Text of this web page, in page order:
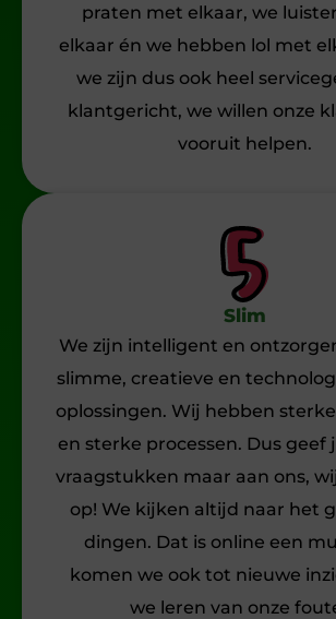
praten met elkaar, we
elkaar én we hebben lol met
we zijn dus ook heel
klantgericht, we willen onze
vooruit helpen.
Slim
We zijn intelligent en
slimme, creatieve en
oplossingen. Wij hebben
en sterke processen. Dus geef
vraagstukken maar aan ons,
op! We kijken altijd naar het
dingen. Dat is online een
komen we ook tot nieuwe
we leren van onze